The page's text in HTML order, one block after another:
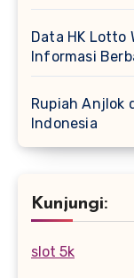
Data HK Lotto
Informasi
Rupiah Anjlok
Indonesia
Kunjungi:
slot 5k